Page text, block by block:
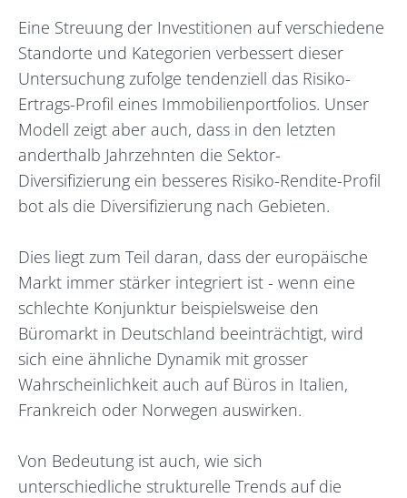
Eine Streuung der Investitionen auf verschiedene
Standorte und Kategorien verbessert dieser
Untersuchung zufolge tendenziell das Risiko-
Ertrags-Profil eines Immobilienportfolios. Unser
Modell zeigt aber auch, dass in den letzten
anderthalb Jahrzehnten die Sektor-
Diversifizierung ein besseres Risiko-Rendite-Profil
bot als die Diversifizierung nach Gebieten.
Dies liegt zum Teil daran, dass der europäische
Markt immer stärker integriert ist - wenn eine
schlechte Konjunktur beispielsweise den
Büromarkt in Deutschland beeinträchtigt, wird
sich eine ähnliche Dynamik mit grosser
Wahrscheinlichkeit auch auf Büros in Italien,
Frankreich oder Norwegen auswirken.
Von Bedeutung ist auch, wie sich
unterschiedliche strukturelle Trends auf die